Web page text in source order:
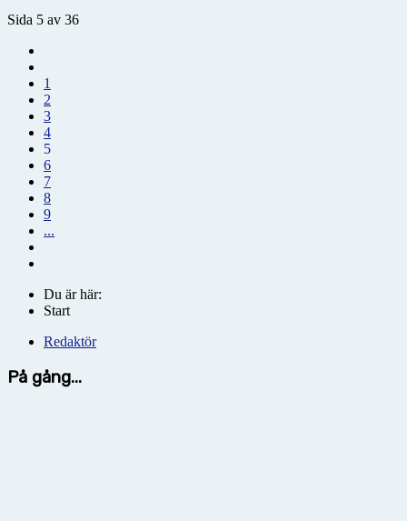
Sida 5 av 36
1
2
3
4
5
6
7
8
9
...
Du är här:
Start
Redaktör
På gång...